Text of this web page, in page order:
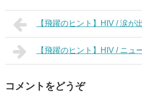
【飛躍のヒント】HIV / 涙が
【飛躍のヒント】HIV / ニュ
コメントをどうぞ